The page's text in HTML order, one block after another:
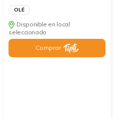
OLÉ
Disponible en local
seleccionado
Comprar